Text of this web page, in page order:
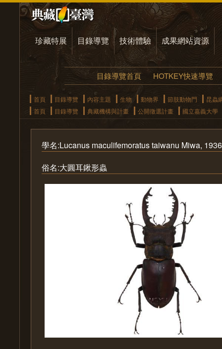
珍藏特展 目錄導覽 技術體驗 成果網站資源
目錄導覽首頁 HOTKEY快速導覽
首頁 目錄導覽 內容主題 生物 動物界 節肢動物門
昆蟲
首頁
目錄導覽 典藏機構與計畫 公開徵選計畫 國立嘉義大學
學名:Lucanus maculifemoratus taiwanu Miwa, 1936
俗名:大圓耳鍬形蟲